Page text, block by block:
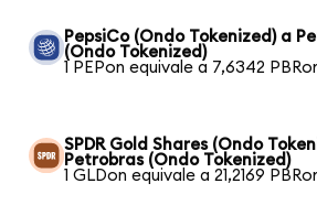
PepsiCo (Ondo Tokenized) a
(Ondo Tokenized)
1 PEPon equivale a 7,6342
SPDR Gold Shares (Ondo
Petrobras (Ondo Tokenized)
1 GLDon equivale a 21,2169